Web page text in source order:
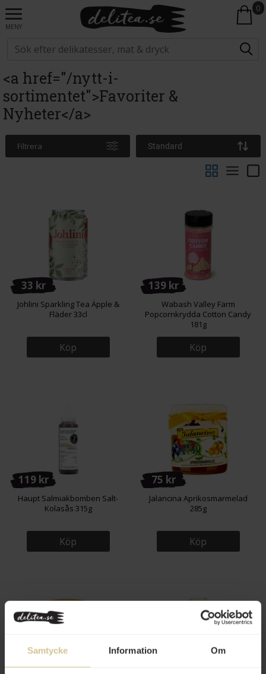
Samtycke Information Om
MENY
0
<a href="/nytt-i-
sortimentet">Favoriter &
Nyheter</a>
Filtrera Standard
33 kr
Johlini Sparkling Tea Äpple &
Fläder 33cl
Köp
139 kr
Wabash Valley Farm
Popcornkrydda Cotton Candy
181g
Köp
119 kr
Haupt Salmiakbomben Salt-
Kolasås 315g
Köp
75 kr
Jalancina Aprikosmarmelad
285g
Köp